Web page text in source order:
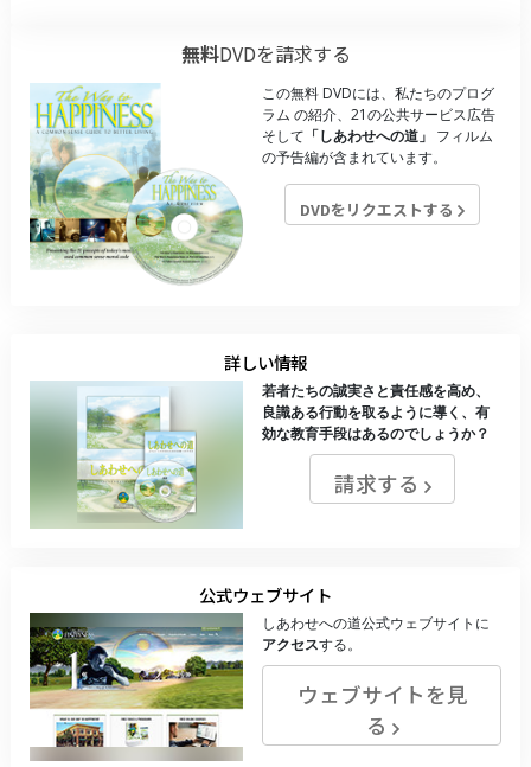
無料DVDを請求する
この無料 DVDには、私たちのプログ
ラム の紹介、21の公共サービス広告
そして 「しあわせへの道」 フィルム
の予告編が含まれています。
DVDをリクエストする
詳しい情報
若者たちの誠実さと責任感を高め、
良識ある行動を取るように導く、有
効な教育手段はあるのでしょうか？
請求する
公式ウェブサイト
しあわせへの道公式ウェブサイトに
アクセスする。
ウェブサイトを見
る